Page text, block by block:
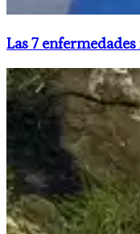
​Las 7